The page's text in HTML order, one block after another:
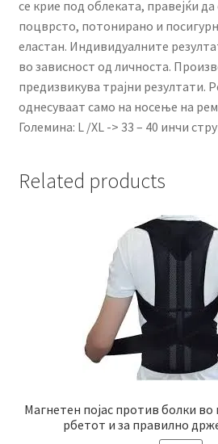
се крие под облеката, правејќи да
поцврсто, потонирано и
еластан. Индивидуалните
во зависност од личноста.
предизвикува трајни резултати.
однесуваат само на носење на
Големина: L /XL -> 33 – 40 инчи
Related products
Магнетен појас против болки
рбетот и за правилно